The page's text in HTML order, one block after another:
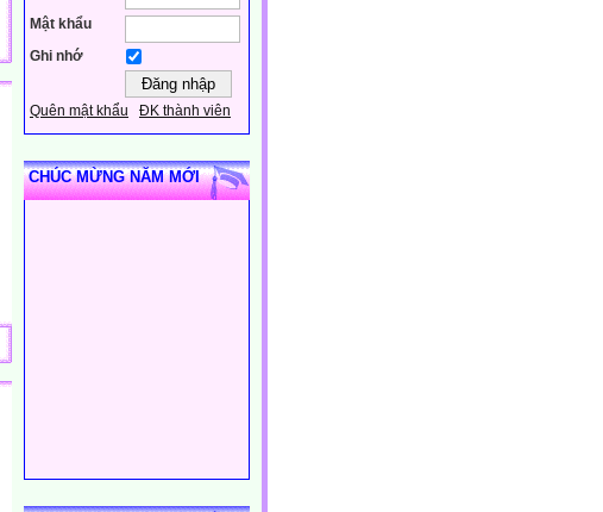
Mật khẩu
Ghi nhớ
Quên mật khẩu ĐK thành viên
CHÚC MỪNG NĂM MỚI